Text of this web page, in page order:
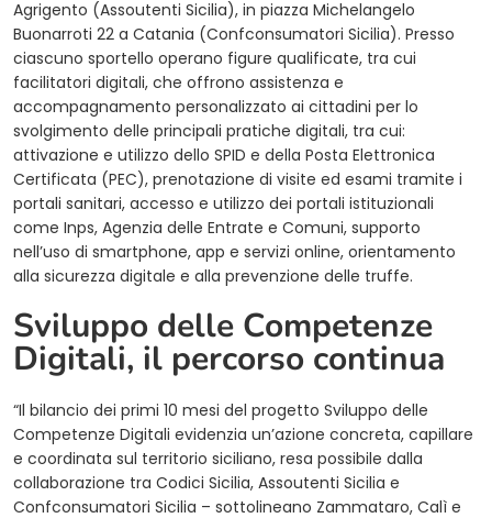
Agrigento (Assoutenti Sicilia), in piazza Michelangelo
Buonarroti 22 a Catania (Confconsumatori Sicilia). Presso
ciascuno sportello operano figure qualificate, tra cui
facilitatori digitali, che offrono assistenza e
accompagnamento personalizzato ai cittadini per lo
svolgimento delle principali pratiche digitali, tra cui:
attivazione e utilizzo dello SPID e della Posta Elettronica
Certificata (PEC), prenotazione di visite ed esami tramite i
portali sanitari, accesso e utilizzo dei portali istituzionali
come Inps, Agenzia delle Entrate e Comuni, supporto
nell’uso di smartphone, app e servizi online, orientamento
alla sicurezza digitale e alla prevenzione delle truffe.
Sviluppo delle Competenze
Digitali, il percorso continua
“Il bilancio dei primi 10 mesi del progetto Sviluppo delle
Competenze Digitali evidenzia un’azione concreta, capillare
e coordinata sul territorio siciliano, resa possibile dalla
collaborazione tra Codici Sicilia, Assoutenti Sicilia e
Confconsumatori Sicilia – sottolineano Zammataro, Calì e